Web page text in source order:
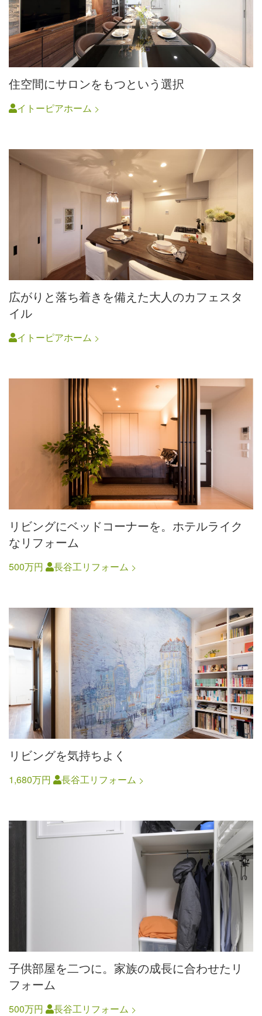
住空間にサロンをもつという選択
イトーピアホーム
広がりと落ち着きを備えた大人のカフェスタ
イル
イトーピアホーム
リビングにベッドコーナーを。ホテルライク
なリフォーム
500万円 長谷工リフォーム
リビングを気持ちよく
1,680万円 長谷工リフォーム
子供部屋を二つに。家族の成長に合わせたリ
フォーム
500万円 長谷工リフォーム